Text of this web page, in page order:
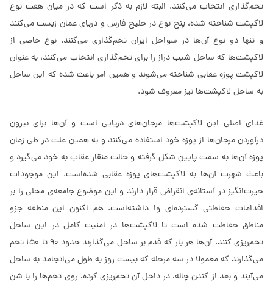
تخم‌گذاری انتخاب می‌کنند. البته لازم به ذکر است که در میان هفت نوع
لاکپشت شناخته شده، پنج نوع در خلیج فارس و دریای عمان زیست می‌کنند
و تنها دو نوع آن‌ها در سواحل ایران تخم‌گذاری می‌کنند. نوع خاصی از
لاکپشت‌ها که ساحل شیب دراز را برای تخم‌گذاری انتخاب می‌‌کنند، به عنوان
لاکپشت پوزه عقابی شناخته می‌شوند و همین امر باعث شده که این ساحل
به ساحل لاکپشت‌ها نیز معروف شود.
غذای اصلی این لاکپشت‌ها مرجان‌های دریایی است و آن‌ها برای بیرون
درآوردن مرجان‌ها از پوزه خود استفاده می‌کنند و به همین علت در طی زمان
پوزه آن‌ها به سمت پایین شکل گرفته و حالت منقار عقاب به خود می‌گیرد و
باعث شهرت آن‌ها به لاکپشت‌های پوزه عقابی شده‌است. این موجودات
حیرت‌انگیز در آستانه‌ی انقراض قرار دارند و این موضوع جامعه‌ی محلی را بر
اقدامات حفاظتی گسترده‌ای وا داشته‌است. هم اکنون این منطقه جزو
مناطق حفاظت شده است تا لاکپشت‌ها در امنیت کامل در این ساحل
تخم‌ریزی کنند. آن‌ها هر بار که قدم بر ساحل می‌گذارند حدود 90 تا 150 تخم
می‌گذارند که معمولا در سه مرحله که بیست روز به طول می‌انجامد به ساحل
می‌آیند و بعد از کندن چاله، در داخل آن تخم‌ریزی کرده، روی تخم‌ها را با شن